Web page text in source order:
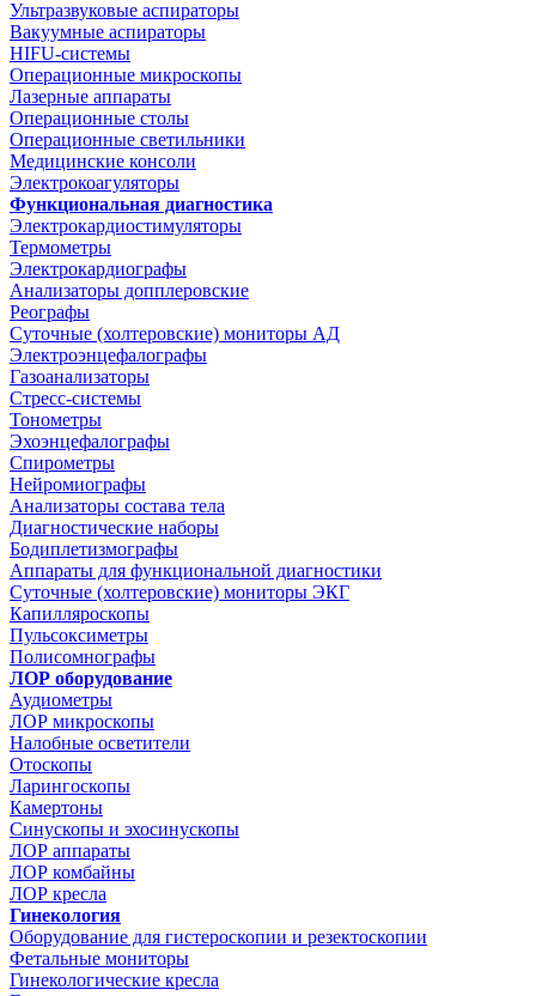
Ультразвуковые аспираторы
Вакуумные аспираторы
HIFU-системы
Операционные микроскопы
Лазерные аппараты
Операционные столы
Операционные светильники
Медицинские консоли
Электрокоагуляторы
Функциональная диагностика
Электрокардиостимуляторы
Термометры
Электрокардиографы
Анализаторы допплеровские
Реографы
Суточные (холтеровские) мониторы АД
Электроэнцефалографы
Газоанализаторы
Стресс-системы
Тонометры
Эхоэнцефалографы
Спирометры
Нейромиографы
Анализаторы состава тела
Диагностические наборы
Бодиплетизмографы
Аппараты для функциональной диагностики
Суточные (холтеровские) мониторы ЭКГ
Капилляроскопы
Пульсоксиметры
Полисомнографы
ЛОР оборудование
Аудиометры
ЛОР микроскопы
Налобные осветители
Отоскопы
Ларингоскопы
Камертоны
Синускопы и эхосинускопы
ЛОР аппараты
ЛОР комбайны
ЛОР кресла
Гинекология
Оборудование для гистероскопии и резектоскопии
Фетальные мониторы
Гинекологические кресла